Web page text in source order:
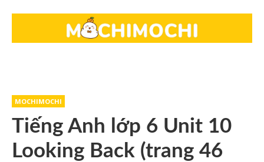
MOCHIMOCHI
Tiếng Anh lớp 6 Unit 10
Looking Back (trang 46